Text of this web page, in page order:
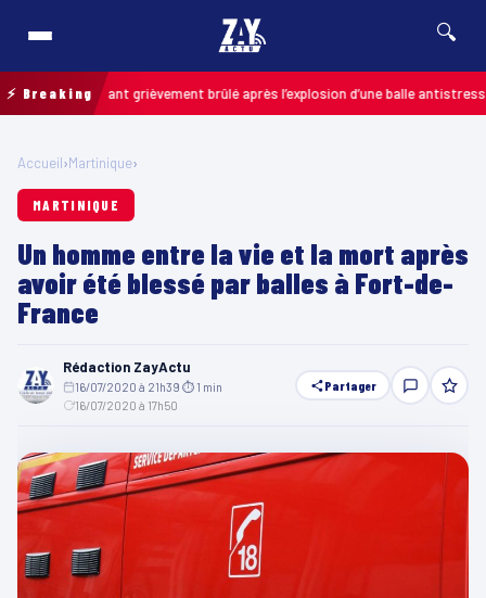
🔍
⚡ Breaking
: un enfant grièvement brûlé après l’explosion d’une balle antistress
Accueil›Martinique›
MARTINIQUE
Un homme entre la vie et la mort après
avoir été blessé par balles à Fort-de-
France
Rédaction ZayActu
16/07/2020 à 21h39 ⏱ 1 min
16/07/2020 à 17h50
Partager